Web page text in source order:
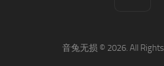
音兔无损 © 2026. All